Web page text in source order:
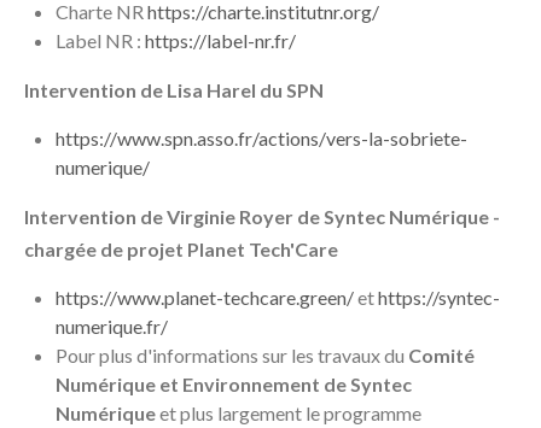
Charte NR https://charte.institutnr.org/
Label NR : https://label-nr.fr/
Intervention de Lisa Harel du SPN
https://www.spn.asso.fr/actions/vers-la-sobriete-
numerique/
Intervention de Virginie Royer de Syntec Numérique -
chargée de projet Planet Tech'Care
https://www.planet-techcare.green/ethttps://syntec-
numerique.fr/
Pour plus d'informations sur les travaux du Comité
Numérique et Environnement de Syntec
Numériqueet plus largement le programme